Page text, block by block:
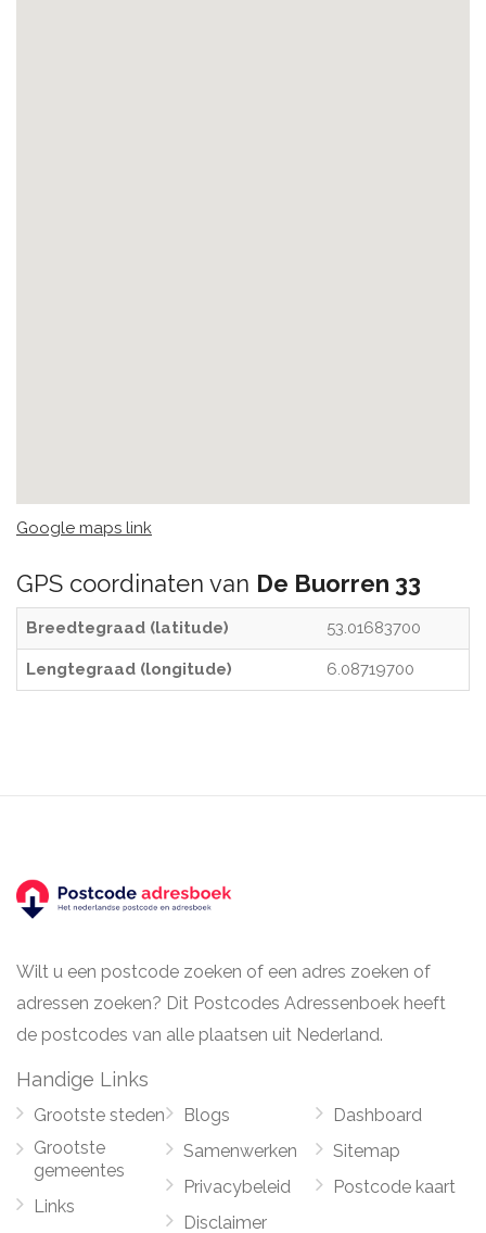
Google maps link
GPS coordinaten van De Buorren 33
Breedtegraad (latitude) 53.01683700
Lengtegraad (longitude) 6.08719700
Wilt u een postcode zoeken of een adres zoeken of
adressen zoeken? Dit Postcodes Adressenboek heeft
de postcodes van alle plaatsen uit Nederland.
Handige Links
Grootste steden
Grootste
gemeentes
Links
Blogs
Samenwerken
Privacybeleid
Disclaimer
Dashboard
Sitemap
Postcode kaart